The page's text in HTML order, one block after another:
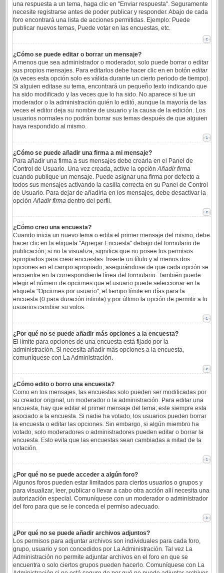
una respuesta a un tema, haga clic en "Enviar respuesta". Seguramente
necesite registrarse antes de poder publicar y responder. Abajo de cada
foro encontrará una lista de acciones permitidas. Ejemplo: Puede
publicar nuevos temas, Puede votar en las encuestas, etc.
¿Cómo se puede editar o borrar un mensaje?
A menos que sea administrador o moderador, solo puede borrar o editar
sus propios mensajes. Para editarlos debe hacer clic en en botón editar
(a veces esta opción solo es válida durante un cierto periodo de tiempo).
Si alguien editase su tema, encontrará un pequeño texto indicando que
ha sido modificado y las veces que lo ha sido. No aparece si fue un
moderador o la administración quién lo editó, aunque la mayoría de las
veces el editor deja su nombre de usuario y la causa de la edición. Los
usuarios normales no podrán borrar sus temas después de que alguien
haya respondido al mismo.
¿Cómo se puede añadir una firma a mi mensaje?
Para añadir una firma a sus mensajes debe crearla en el Panel de
Control de Usuario. Una vez creada, active la opciónAñadir firma
cuando publique un mensaje. Puede asignar una firma por defecto a
todos sus mensajes activando la casilla correcta en su Panel de Control
de Usuario. Para dejar de añadirla en los mensajes, debe desactivar la
opciónAñadir firma dentro del perfil.
¿Cómo creo una encuesta?
Cuando inicia un nuevo tema o edita el primer mensaje del mismo, debe
hacer clic en la etiqueta "Agregar Encuesta" debajo del formulario de
publicación; si no la visualiza, significa que no posee los permisos
apropiados para crear encuestas. Inserte un título y al menos dos
opciones en el campo apropiado, asegurándose de que cada opción se
encuentre en la correspondiente línea del formulario. También puede
elegir el número de opciones que el usuario puede seleccionar en la
etiqueta "Opciones por usuario", el tiempo límite en días para la
encuesta (0 para duración infinita) y por último la opción de permitir a lo
usuarios cambiar su votos.
¿Por qué no se puede añadir más opciones a la encuesta?
El límite para opciones de una encuesta está fijado por la
administración. Si necesita añadir más opciones a la encuesta,
comuníquese con La Administración.
¿Cómo edito o borro una encuesta?
Como en los mensajes, las encuestas solo pueden ser modificadas por
su creador original, un moderador o la administración. Para editar una
encuesta, hay que editar el primer mensaje del tema; este siempre esta
asociado a la encuesta. Si nadie ha votado, los usuarios pueden borrar
la encuesta o editar las opciones. Sin embargo, si algún miembro ha
votado, solo moderadores o administradores pueden editar o borrar la
encuesta. Esto evita que las encuestas sean cambiadas a mitad de la
votación.
¿Por qué no se puede acceder a algún foro?
Algunos foros pueden estar limitados para ciertos usuarios o grupos y
para visualizar, leer, publicar o llevar a cabo otra acción allí necesita una
autorización especial. Comuníquese con un moderador o administrador
del foro para que se le conceda el permiso adecuado.
¿Por qué no se puede añadir archivos adjuntos?
Los permisos para adjuntar archivos son individuales para cada foro,
grupo, usuario y son concedidos por La Administración. Tal vez La
Administración no permite adjuntar archivos en el foro en que se
encuentra o solo ciertos grupos pueden hacerlo. Comuníquese con La